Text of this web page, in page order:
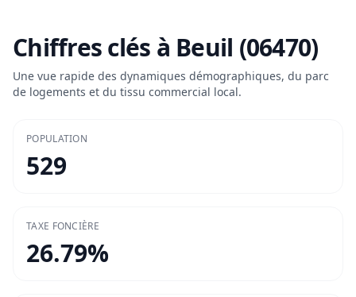
Chiffres clés à Beuil (06470)
Une vue rapide des dynamiques démographiques, du parc
de logements et du tissu commercial local.
POPULATION
529
TAXE FONCIÈRE
26.79%